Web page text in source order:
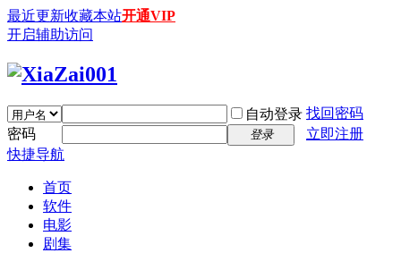
最近更新收藏本站开通VIP
开启辅助访问
自动登录 找回密码
密码
登录
立即注册
快捷导航
首页
软件
电影
剧集